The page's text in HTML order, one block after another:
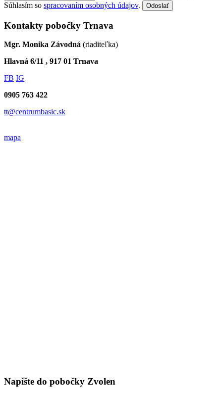
Súhlasím so spracovaním osobných údajov. Odoslať
Kontakty pobočky Trnava
Mgr. Monika Závodná (riaditeľka)
Hlavná 6/11 , 917 01 Trnava
FB IG
0905 763 422
tt@centrumbasic.sk
mapa
Napíšte do pobočky Zvolen